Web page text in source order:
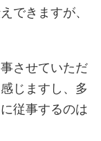
できますが、
させていただ
じますし、多
従事するのは